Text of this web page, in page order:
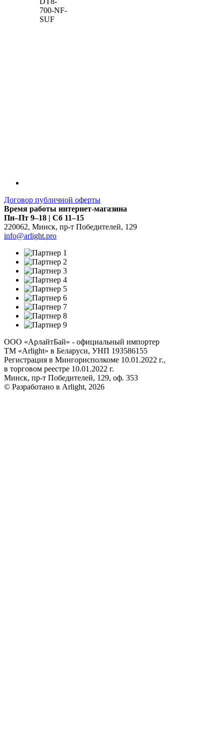
700-NF-
SUF
Договор публичной оферты
Время работы интернет-магазина
Пн–Пт 9–18 | Сб 11–15
220062, Минск, пр-т Победителей, 129
info@arlight.pro
ООО «АрлайтБай» - официальный импортер
ТМ «Arlight» в Беларуси, УНП 193586155
Регистрация в Мингорисполкоме 10.01.2022 г.,
в торговом реестре 10.01.2022 г.
Минск, пр-т Победителей, 129, оф. 353
© Разработано в Arlight, 2026